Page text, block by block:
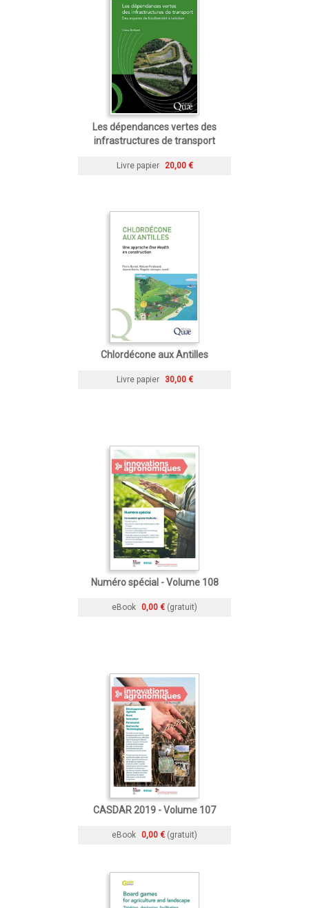
Les dépendances vertes des
infrastructures de transport
Livre papier 20,00 €
Chlordécone aux Antilles
Livre papier 30,00 €
Numéro spécial - Volume 108
eBook 0,00 € (gratuit)
CASDAR 2019 - Volume 107
eBook 0,00 € (gratuit)